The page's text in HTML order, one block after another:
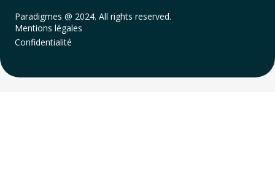
Paradigmes @ 2024. All rights reserved.
Mentions légales
Confidentialité